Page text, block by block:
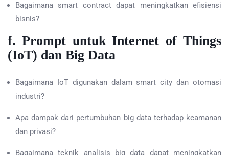
Bagaimana smart contract dapat meningkatkan efisiensi
bisnis?
f. Prompt untuk Internet of Things
(IoT) dan Big Data
Bagaimana IoT digunakan dalam smart city dan otomasi
industri?
Apa dampak dari pertumbuhan big data terhadap keamanan
dan privasi?
Bagaimana teknik analisis big data dapat meningkatkan